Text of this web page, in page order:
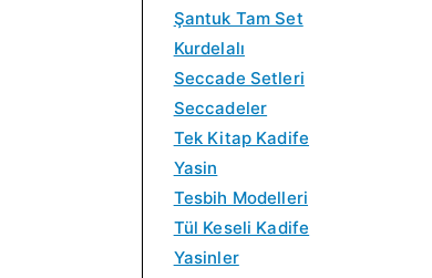
0
.
0
0
.
Şantuk Tam Set
Kurdelalı
Seccade Setleri
Seccadeler
Tek Kitap Kadife
Yasin
Tesbih Modelleri
Tül Keseli Kadife
Yasinler